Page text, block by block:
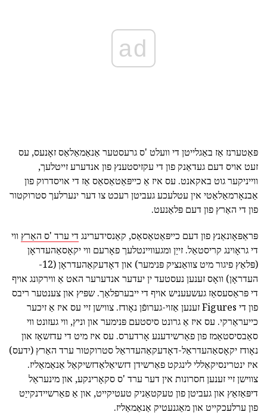
ad
פּאַטערנז אַז באַגלייטן די וועלט 'ס גרעסטער אַנאַמאַלאַס זאָנעס, עס
זעט אויס דעם געדאַנק פון די עקזיסטענץ פון אנדערע זייטלעך,
ווייניקער גוט באקאנט. עס איז אַ כייפּאַטאַסאַס אַז די אויסדרוק פון
אַבנאָרמאַלאַטי אין עטלעכע געביטן רעכט צו דער ינערלעך סטרוקטור
פון די האַרץ פון דעם פּלאַנעט.
פּראַפּאָונאַנץ פון דעם כייפּאַטאַסאַס, קאַנסידערינג די ערד 'ס האַרץ ווי
די גראָוינג קריסטאַל. זייַן ומגעוויינטלעך פאָרעם ווי יקאָסאַהעדראָן
(פּלאַץ פיגור מיט צוואַנציק פּנימער) און דאָדעקאַהעדראָן (12-
העדראָן) וואָס זענען נעסטעד ין יעדער אנדערער האט אַ ווירקונג אויף
די פּראַסעסאַז געשעעניש אויף די ייבערפלאַך. שפּיץ און צענטער ריבס
פון די Figures זענען אַזוי-גערופֿן נאָודז. צווישן זיי עס איז אַ זיכער
כייעראַרקי. עס איז אַ גרונט סיסטעם פּנימער און וניץ, ווי געזונט ווי
סאַבסיסטאַמז פון פאַרשידענע אָרדערס. עס איז מיט די עדזשאַז און
נאָודז יקאָסאַהעדראַל-דאָדעקאַהעדראַל סטרוקטור ערד האַרץ (ידעס)
איז ינטרינסיקאַללי לינגקט פאַרשידן דזשיאַלאַדזשיקאַל אַנאַמאַליז.
צווישן זיי זענען חסרונות אין דער ערד 'ס סקאָרינקע, און מינעראַל
דיפּאַזאַץ און געביטן פון טעקטאַניק טעטיקייט, און אַ פאַרשיידנקייַט
פון ערלעכקייט און מאַגנעטיק אַנאַמאַליז.